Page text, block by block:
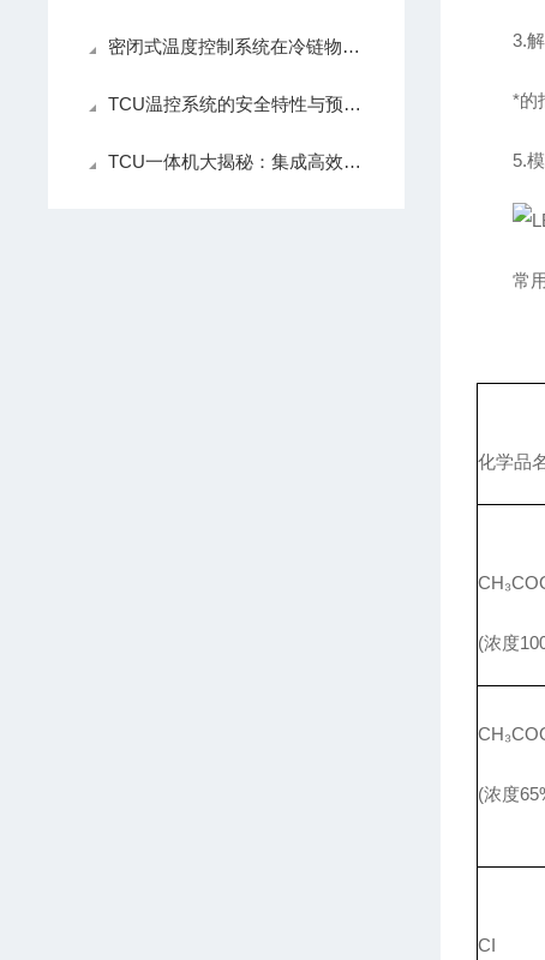
密闭式温度控制系统在冷链物流中的关键作用
TCU温控系统的安全特性与预防措施
TCU一体机大揭秘：集成高效控温系统全解析
3.
*的
5.
常
化学品
(浓度
(浓度
CI